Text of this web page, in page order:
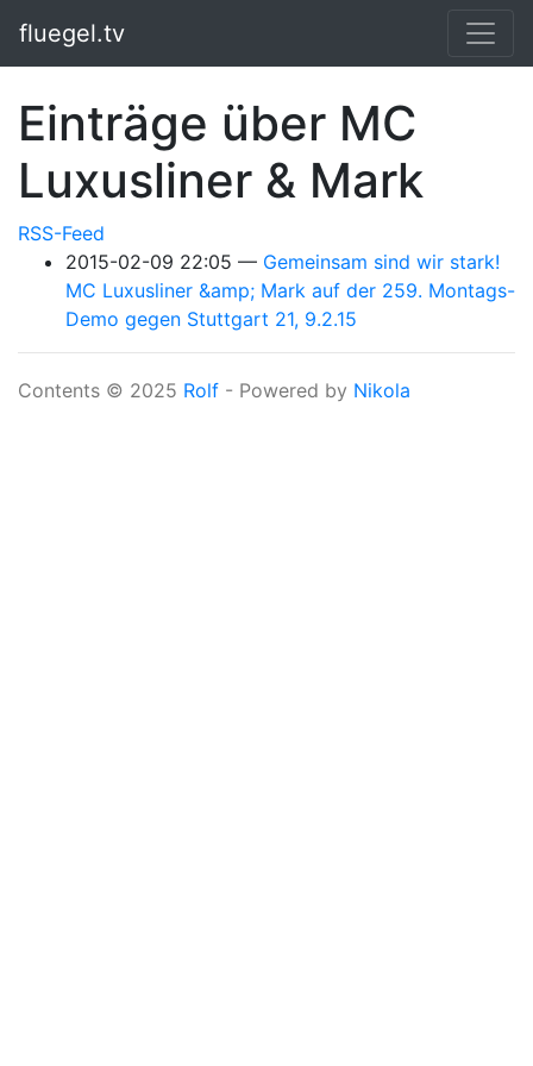
fluegel.tv
Einträge über MC
Luxusliner & Mark
RSS-Feed
2015-02-09 22:05
Gemeinsam sind wir stark!
MC Luxusliner &amp; Mark auf der 259. Montags-
Demo gegen Stuttgart 21, 9.2.15
Contents © 2025 Rolf - Powered by Nikola